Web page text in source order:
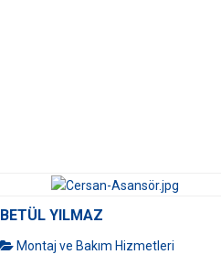
BETÜL YILMAZ
Montaj ve Bakım Hizmetleri